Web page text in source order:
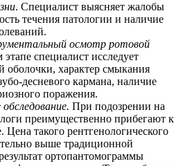
. Специалист выясняет жалобы
течения патологии и наличие
осмотр ротовой
специалист исследует
оболочки, характер смыкания
десневого кармана, наличие
поражения.
При подозрении на
преимущественно прибегают к
Цена такого рентгенологического
выше традиционной
ортопантомограммы